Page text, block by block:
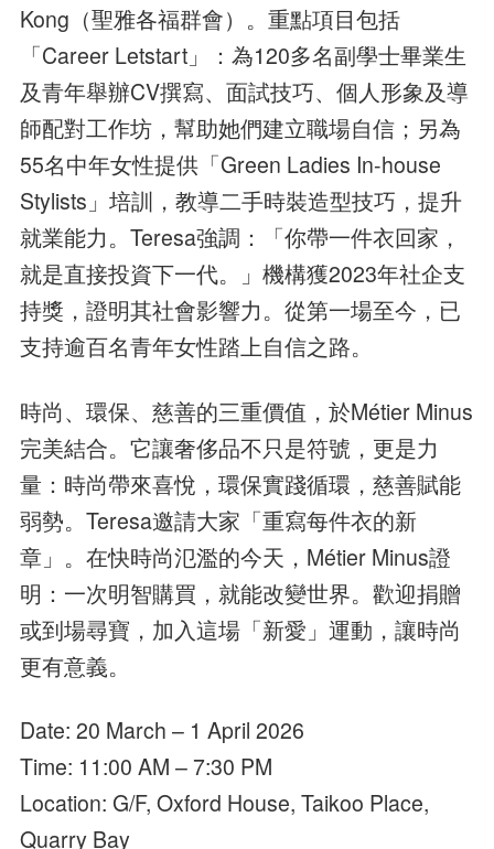
Kong（聖雅各福群會）。重點項目包括
「Career Letstart」：為120多名副學士畢業生
及青年舉辦CV撰寫、面試技巧、個人形象及導
師配對工作坊，幫助她們建立職場自信；另為
55名中年女性提供「Green Ladies In-house
Stylists」培訓，教導二手時裝造型技巧，提升
就業能力。Teresa強調：「你帶一件衣回家，
就是直接投資下一代。」機構獲2023年社企支
持獎，證明其社會影響力。從第一場至今，已
支持逾百名青年女性踏上自信之路。
時尚、環保、慈善的三重價值，於Métier Minus
完美結合。它讓奢侈品不只是符號，更是力
量：時尚帶來喜悅，環保實踐循環，慈善賦能
弱勢。Teresa邀請大家「重寫每件衣的新
章」。在快時尚氾濫的今天，Métier Minus證
明：一次明智購買，就能改變世界。歡迎捐贈
或到場尋寶，加入這場「新愛」運動，讓時尚
更有意義。
Date: 20 March – 1 April 2026
Time: 11:00 AM – 7:30 PM
Location: G/F, Oxford House, Taikoo Place,
Quarry Bay